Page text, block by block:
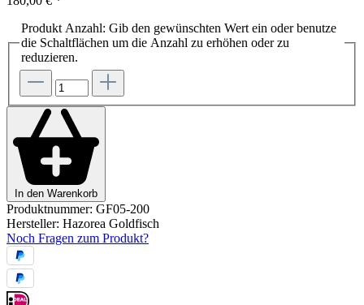
Produkt Anzahl: Gib den gewünschten Wert ein oder benutze
die Schaltflächen um die Anzahl zu erhöhen oder zu
reduzieren.
In den Warenkorb
Produktnummer: GF05-200
Hersteller: Hazorea Goldfisch
Noch Fragen zum Produkt?